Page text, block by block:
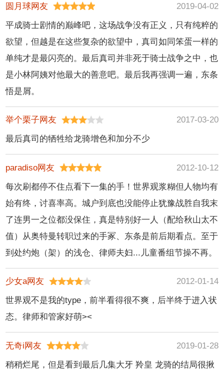
圆月球网友
2019-04-02
平成骑士剧情的巅峰吧，这场战争没有正义，只有纯粹的
欲望，但越是在这些复杂的欲望中，真司如同笨蛋一样的
单纯才是最闪亮的。最后真司并非死于骑士战争之中，也
是小林阿姨对他最大的善意吧。最后我再强调一遍，东条
悟是屑。
举个栗子网友
2017-03-20
最后真司的牺牲给龙骑增色和加分不少
paradiso网友
2012-10-12
每次刷都停不住点看下一集的手！世界观浆糊但人物均有
始有终，讨喜率高。城户到底也没能停止犹豫战胜自我末
了连男一之位都没保住，真是特别好一人（配给秋山太不
值）从奥特曼转职过来的手冢、东条是前后期看点。至于
到处约炮（架）的浅仓、律师夫妇...儿童番组节操不再。
少女a网友
2012-01-14
世界观不是我的type，前半看得很不爽，后半终于进入状
态。律师和管家好萌><
无奇i网友
2019-01-28
稍稍烂尾，但是看到最后几集大牙 羚皇 龙骑的结局很揪